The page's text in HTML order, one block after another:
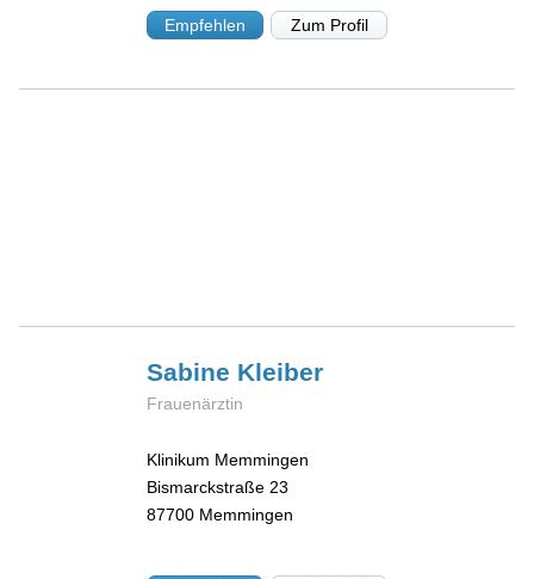
Empfehlen Zum Profil
Sabine Kleiber
Frauenärztin
Klinikum Memmingen
Bismarckstraße 23
87700 Memmingen